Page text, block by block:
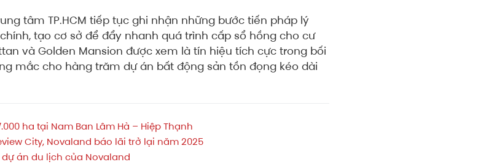
tâm TP.HCM tiếp tục ghi nhận những bước tiến pháp lý
tạo cơ sở để đẩy nhanh quá trình cấp sổ hồng cho cư
và Golden Mansion được xem là tín hiệu tích cực trong bối
mắc cho hàng trăm dự án bất động sản tồn đọng kéo dài
ha tại Nam Ban Lâm Hà – Hiệp Thạnh
City, Novaland báo lãi trở lại năm 2025
án du lịch của Novaland